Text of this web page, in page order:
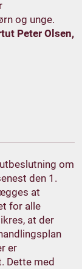
og unge.
Peter Olsen,
om
den 1.
at
for alle
at der
er
Dette med